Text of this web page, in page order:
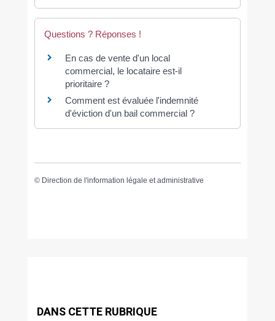
Questions ? Réponses !
En cas de vente d'un local
commercial, le locataire est-il
prioritaire ?
Comment est évaluée l'indemnité
d'éviction d'un bail commercial ?
© Direction de l'information légale et administrative
DANS CETTE RUBRIQUE